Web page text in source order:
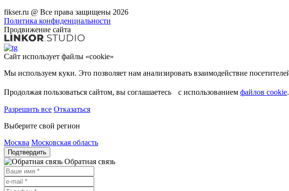
fikser.ru @ Все права защищены 2026
Политика конфиденциальности
Продвижение сайта
Сайт использует файлы «cookie»
Продолжая пользоваться сайтом, вы соглашаетесь с использованием файлов cookie.
Разрешить все Отказаться
Выберите свой регион
Москва Московская область
Подтвердить
Обратная связь